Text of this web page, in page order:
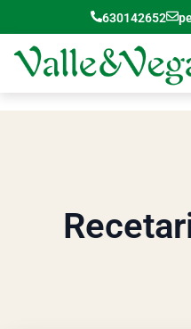
630142652